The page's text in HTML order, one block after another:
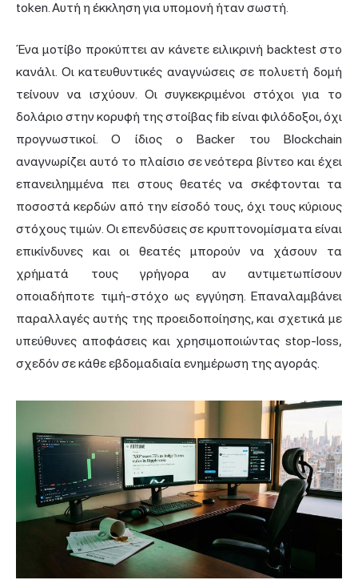
token. Αυτή η έκκληση για υπομονή ήταν σωστή.
Ένα μοτίβο προκύπτει αν κάνετε ειλικρινή backtest στο
κανάλι. Οι κατευθυντικές αναγνώσεις σε πολυετή δομή
τείνουν να ισχύουν. Οι συγκεκριμένοι στόχοι για το
δολάριο στην κορυφή της στοίβας fib είναι φιλόδοξοι, όχι
προγνωστικοί. Ο ίδιος ο Backer του Blockchain
αναγνωρίζει αυτό το πλαίσιο σε νεότερα βίντεο και έχει
επανειλημμένα πει στους θεατές να σκέφτονται τα
ποσοστά κερδών από την είσοδό τους, όχι τους κύριους
στόχους τιμών. Οι επενδύσεις σε κρυπτονομίσματα είναι
επικίνδυνες και οι θεατές μπορούν να χάσουν τα
χρήματά τους γρήγορα αν αντιμετωπίσουν
οποιαδήποτε τιμή-στόχο ως εγγύηση. Επαναλαμβάνει
παραλλαγές αυτής της προειδοποίησης, και σχετικά με
υπεύθυνες αποφάσεις και χρησιμοποιώντας stop-loss,
σχεδόν σε κάθε εβδομαδιαία ενημέρωση της αγοράς.